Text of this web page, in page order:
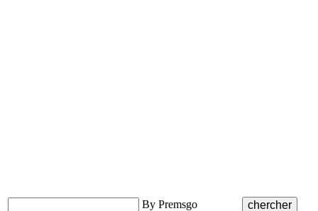
By Premsgo